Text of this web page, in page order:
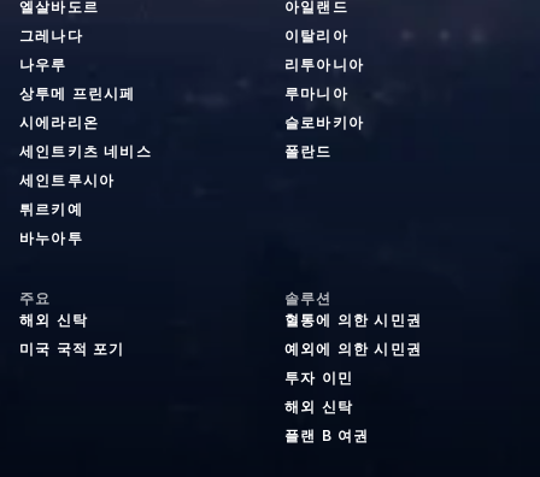
엘살바도르
그레나다
나우루
상투메 프린시페
시에라리온
세인트키츠 네비스
세인트루시아
튀르키예
바누아투
아일랜드
이탈리아
리투아니아
루마니아
슬로바키아
폴란드
주요
해외 신탁
미국 국적 포기
솔루션
혈통에 의한 시민권
예외에 의한 시민권
투자 이민
해외 신탁
플랜 B 여권